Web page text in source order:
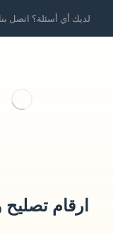
لديك أي أسئلة؟ اتصل بنا
ارقام